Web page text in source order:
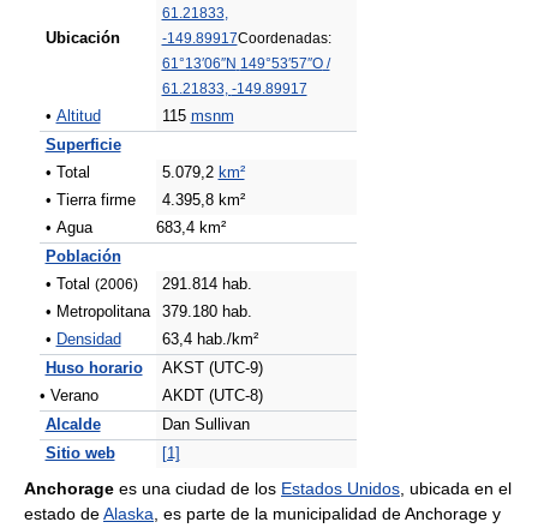
Ubicación
61.21833,
-149.89917Coordenadas:
61°13′06″N 149°53′57″O/
61.21833, -149.89917
• Altitud 115 msnm
Superficie
• Total
5.079,2 km²
• Tierra firme
4.395,8 km²
• Agua
683,4 km²
Población
• Total (2006)
291.814 hab.
• Metropolitana
379.180 hab.
• Densidad
63,4 hab./km²
Huso horario
AKST (UTC-9)
• Verano
AKDT (UTC-8)
Alcalde
Dan Sullivan
Sitio web
[1]
Anchorage es una ciudad de los Estados Unidos , ubicada en el
estado deAlaska , es parte de la municipalidad de Anchorage y